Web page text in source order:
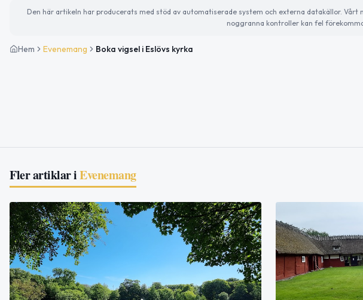
Den här artikeln har producerats med stöd av automatiserade system och externa datakällor.
noggranna kontroller kan fel
Hem Evenemang Boka vigsel i Eslövs kyrka
Fler artiklar iEvenemang